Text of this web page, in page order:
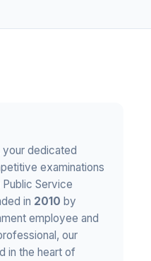
your dedicated
examinations
Service
in 2010 by
employee and
our
in the heart of